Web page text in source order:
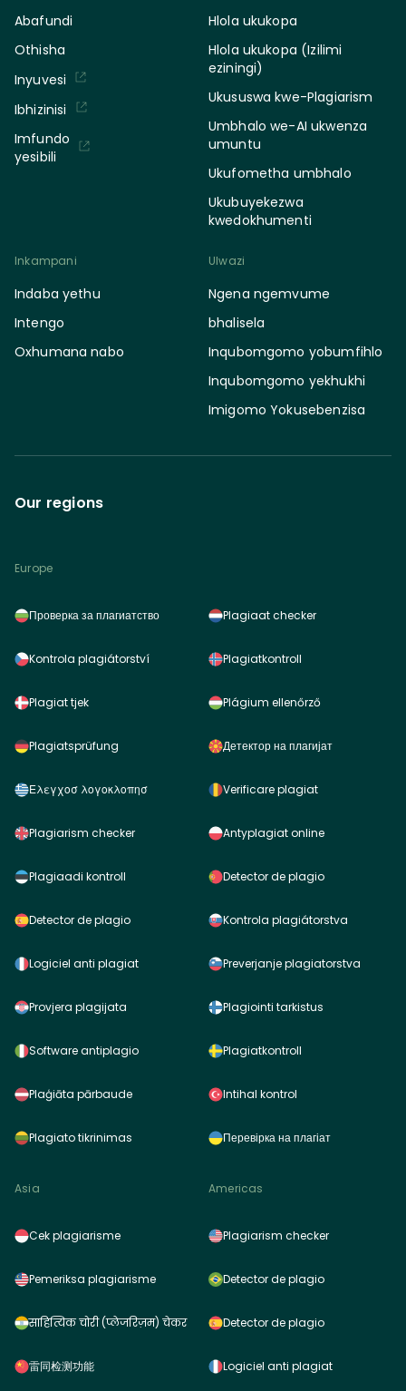
Abafundi
Othisha
Inyuvesi
Ibhizinisi
Imfundo
yesibili
Hlola ukukopa
Hlola ukukopa (Izilimi
eziningi)
Ukususwa kwe-Plagiarism
Umbhalo we-AI ukwenza
umuntu
Ukufometha umbhalo
Ukubuyekezwa
kwedokhumenti
Inkampani
Indaba yethu
Intengo
Oxhumana nabo
Ulwazi
Ngena ngemvume
bhalisela
Inqubomgomo yobumfihlo
Inqubomgomo yekhukhi
Imigomo Yokusebenzisa
Our regions
Europe
Проверка за плагиатство
Kontrola plagiátorství
Plagiat tjek
Plagiatsprüfung
Ελεγχοσ λογοκλοπησ
Plagiarism checker
Plagiaadi kontroll
Detector de plagio
Logiciel anti plagiat
Provjera plagijata
Software antiplagio
Plaģiāta pārbaude
Plagiato tikrinimas
Plagiaat checker
Plagiatkontroll
Plágium ellenőrző
Детектор на плагијат
Verificare plagiat
Antyplagiat online
Detector de plagio
Kontrola plagiátorstva
Preverjanje plagiatorstva
Plagiointi tarkistus
Plagiatkontroll
Intihal kontrol
Перевірка на плагіат
Asia
Cek plagiarisme
Pemeriksa plagiarisme
साहित्यिक चोरी (प्लेजरिज़म) चेकर
雷同检测功能
Americas
Plagiarism checker
Detector de plagio
Detector de plagio
Logiciel anti plagiat